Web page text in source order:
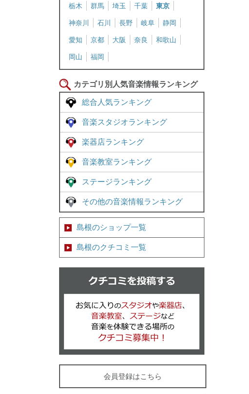
栃木 群馬 埼玉 千葉 東京
神奈川 石川 長野 岐阜 静岡
愛知 京都 大阪 奈良 和歌山
岡山 福岡
カテゴリ別人気音楽情報ランキング
総合人気ランキング
音楽スタジオランキング
楽器店ランキング
音楽教室ランキング
ステージランキング
その他の音楽情報ランキング
島根のショップ一覧
島根のクチコミ一覧
会員登録はこちら